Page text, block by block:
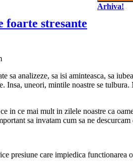
Arhiva!
foarte stresante
sa analizeze, sa isi aminteasca, sa
Insa, uneori, mintile noastre se tulbura.
in ce mai mult in zilele noastre ca
sa invatam cum sa ne descurcam
presiune care impiedica functionarea